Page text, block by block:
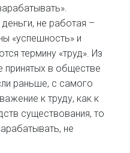
не работая –
«успешность» и
термину «труд». Из
принятых в обществе
раньше, с самого
к труду, как к
существования, то
не